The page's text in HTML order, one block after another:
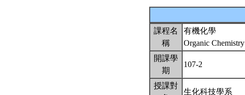
課程名
稱
有機化學
Organic Chemistry
開課學
期
107-2
授課對
生化科技學系